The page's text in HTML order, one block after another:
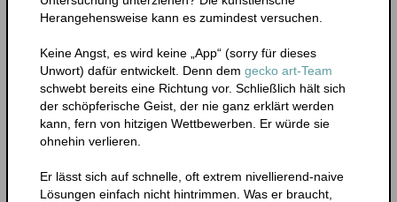
Herangehensweise kann es zumindest versuchen.
Keine Angst, es wird keine „App“ (sorry für dieses
Unwort) dafür entwickelt. Denn dem gecko art-Team
schwebt bereits eine Richtung vor. Schließlich hält sich
der schöpferische Geist, der nie ganz erklärt werden
kann, fern von hitzigen Wettbewerben. Er würde sie
ohnehin verlieren.
Er lässt sich auf schnelle, oft extrem nivellierend-naive
Lösungen einfach nicht hintrimmen. Was er braucht,